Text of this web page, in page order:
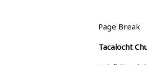
Page Break
Tacaíocht